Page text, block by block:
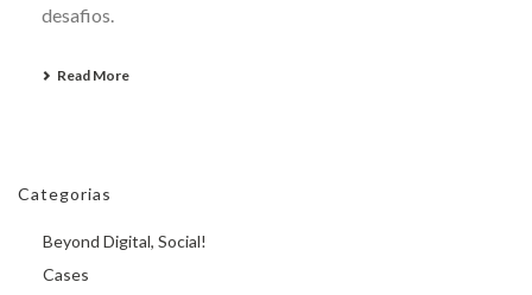
desafios.
Read More
Categorias
Beyond Digital, Social!
Cases